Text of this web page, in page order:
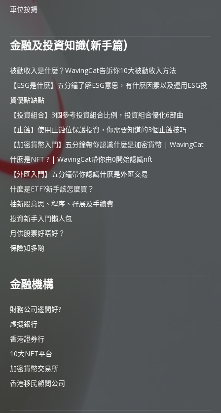
車位按揭
金融及投資知識(新手篇)
被動收入是什麼？WavingCat告訴你10大被動收入方法
【ESG是什麼】五分鐘了解ESG意思，有什麼因素以及運用ESG投
資優點缺點
【投資組合】3個參考投資組合比例，投資組合優化6部曲
【止蝕】使用止蝕位保護投資，你需要知道的3個止蝕技巧
【加密貨幣入門】五分鐘帶你認識什麼是加密貨幣 | WavingCat
什麼是NFT ? | WavingCat帶你由0開始認識nft
【外匯入門】五分鐘帶你認識什麼是外匯交易
什麼是ETF?新手該怎麼買？
抽新股意思、程序、孖展及手續費
投資新手入門懶人包
月供股票好唔好？
保險知多啲
金融機構
財務公司邊間好?
虛擬銀行
香港證券行
10大NFT平台
加密貨幣交易所
香港移民顧問公司